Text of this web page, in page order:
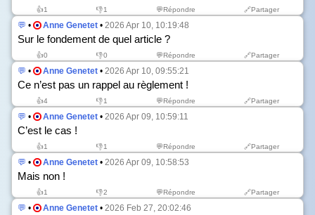
👍1 👎1 💬Répondre 🔗Partager
💬 • Anne Genetet • 2026 Apr 10, 10:19:48
Sur le fondement de quel article ?
👍0 👎0 💬Répondre 🔗Partager
💬 • Anne Genetet • 2026 Apr 10, 09:55:21
Ce n’est pas un rappel au règlement !
👍4 👎1 💬Répondre 🔗Partager
💬 • Anne Genetet • 2026 Apr 09, 10:59:11
C’est le cas !
👍1 👎1 💬Répondre 🔗Partager
💬 • Anne Genetet • 2026 Apr 09, 10:58:53
Mais non !
👍1 👎2 💬Répondre 🔗Partager
💬 • Anne Genetet • 2026 Feb 27, 20:02:46